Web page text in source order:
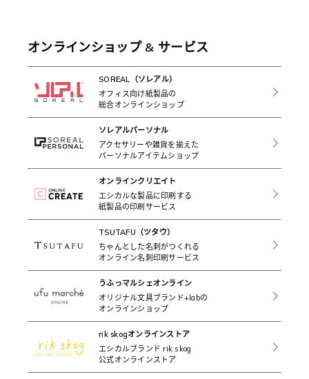
オンラインショップ & サービス
SOREAL（ソレアル）
オフィス向け紙製品の
総合オンラインショップ
ソレアルパーソナル
アクセサリーや雑貨を揃えた
パーソナルアイテムショップ
オンラインクリエイト
エシカルな製品に印刷する
紙製品の印刷サービス
TSUTAFU（ツタウ）
ちゃんとした名刺がつくれる
オンライン名刺印刷サービス
うふっマルシェオンライン
オリジナル文具ブランド+labの
オンラインショップ
rik skogオンラインストア
エシカルブランド rik skog
公式オンラインストア